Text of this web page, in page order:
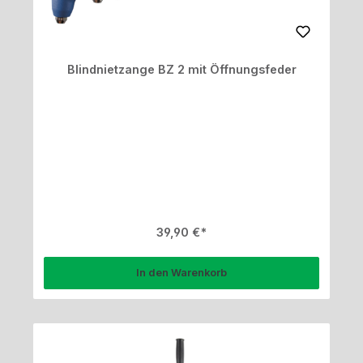
Blindnietzange BZ 2 mit Öffnungsfeder
Regulärer Preis:
39,90 €
In den Warenkorb